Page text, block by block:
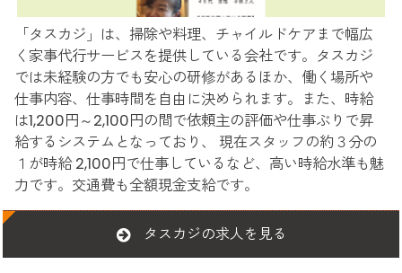
「タスカジ」は、掃除や料理、チャイルドケアまで幅広
く家事代行サービスを提供している会社です。タスカジ
では未経験の方でも安心の研修があるほか、働く場所や
仕事内容、仕事時間を自由に決められます。また、時給
は1,200円～2,100円の間で依頼主の評価や仕事ぶりで昇
給するシステムとなっており、 現在スタッフの約３分の
１が時給 2,100円で仕事しているなど、高い時給水準も魅
力です。交通費も全額現金支給です。
タスカジの求人を見る